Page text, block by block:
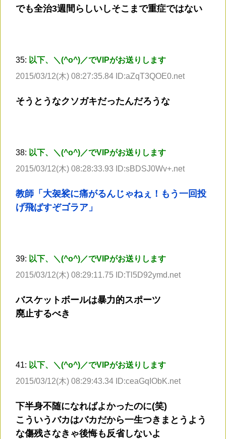
でも全治3週間らしいしそこまで重症ではない
35: 以下、＼(^o^)／でVIPがお送りします
2015/03/12(木) 08:27:35.84 ID:aZqT3QOE0.net
そうとうなクソガキだったんだろうな
38: 以下、＼(^o^)／でVIPがお送りします
2015/03/12(木) 08:28:33.93 ID:sBDSJ0Wv+.net
教師「大袈裟に痛がるんじゃねぇ！もう一回投
げ飛ばすぞゴラア」
39: 以下、＼(^o^)／でVIPがお送りします
2015/03/12(木) 08:29:11.75 ID:Tl5D92ymd.net
バスケットボールは暴力的スポーツ
廃止するべき
41: 以下、＼(^o^)／でVIPがお送りします
2015/03/12(木) 08:29:43.34 ID:ceaGqIObK.net
下半身不随になればよかったのに(笑)
こういうバカはバカだから一生つきまとうよう
な傷残さなきゃ後悔も反省しないよ